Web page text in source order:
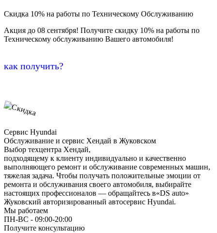
Скидка 10% на работы по Техническому Обслуживанию
Акция до 08 сентября! Получите скидку 10% на работы по
Техническому обслуживанию Вашего автомобиля!
как получить?
Сервис Hyundai
Обслуживание и сервис Хендай в Жуковском
Выбор техцентра Хендай,
подходящему к клиенту индивидуально и качественно
выполняющего ремонт и обслуживание современных машин,
тяжелая задача. Чтобы получать положительные эмоции от
ремонта и обслуживания своего автомобиля, выбирайте
настоящих профессионалов — обращайтесь в«DS auto»
Жуковский авторизированный автосервис Hyundai.
Мы работаем
ПН-ВC - 09:00-20:00
Получите консультацию